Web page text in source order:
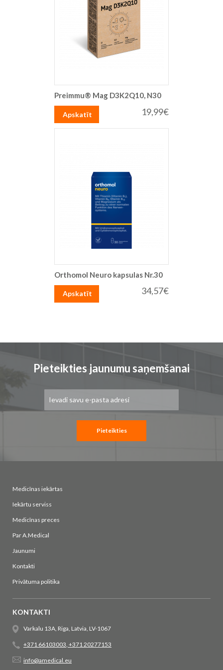
Preimmu® Mag D3K2Q10, N30
19,99€
Apskatīt
Orthomol Neuro kapsulas Nr.30
34,57€
Apskatīt
Pieteikties jaunumu saņemšanai
saņemšanai:
Pieteikties
Medicīnas iekārtas
Iekārtu serviss
Medicīnas preces
Par A.Medical
Jaunumi
Kontakti
Privātuma politika
KONTAKTI
Varkalu 13A, Riga, Latvia, LV-1067
+371 66103003 +371 20277153
info@amedical.eu